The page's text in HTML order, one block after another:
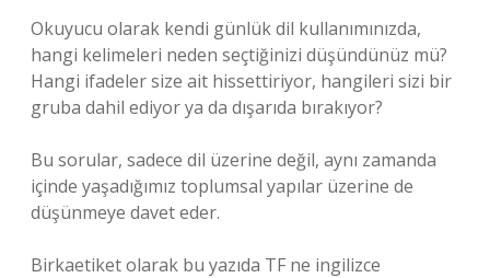
Okuyucu olarak kendi günlük dil kullanımınızda,
hangi kelimeleri neden seçtiğinizi düşündünüz mü?
Hangi ifadeler size ait hissettiriyor, hangileri sizi bir
gruba dahil ediyor ya da dışarıda bırakıyor?
Bu sorular, sadece dil üzerine değil, aynı zamanda
içinde yaşadığımız toplumsal yapılar üzerine de
düşünmeye davet eder.
Birkaetiket olarak bu yazıda TF ne ingilizce